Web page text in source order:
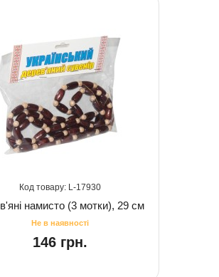
17930
намисто (3 мотки), 29 см
146 грн.